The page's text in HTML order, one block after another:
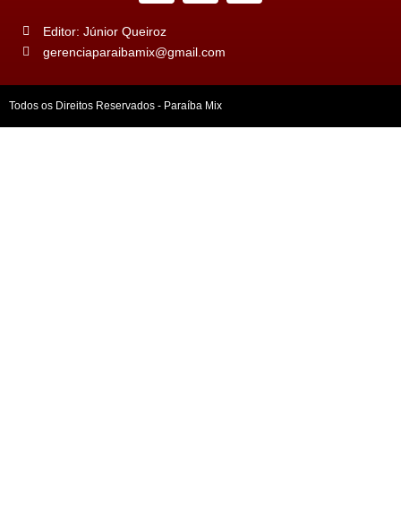
Editor: Júnior Queiroz
gerenciaparaibamix@gmail.com
Todos os Direitos Reservados - Paraíba Mix